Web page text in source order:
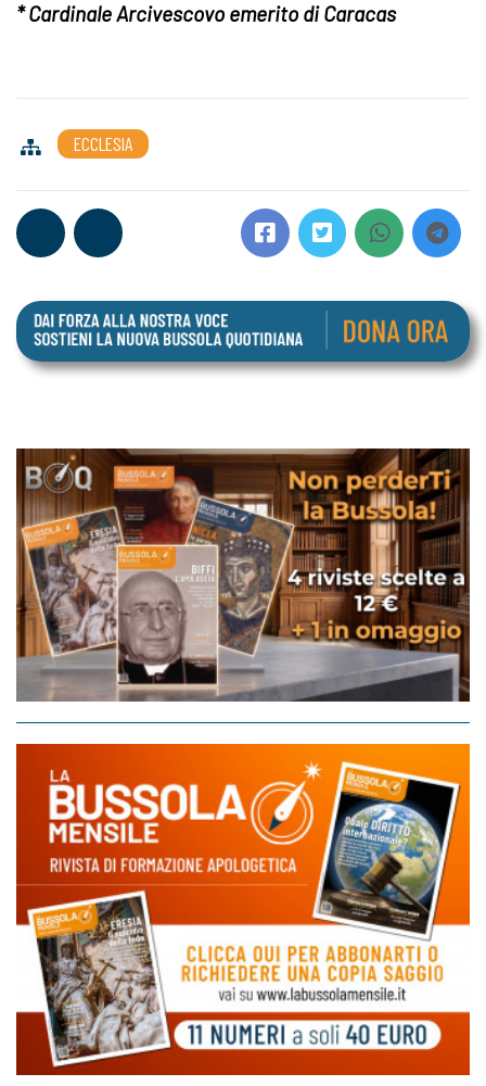
* Cardinale Arcivescovo emerito di Caracas
ECCLESIA